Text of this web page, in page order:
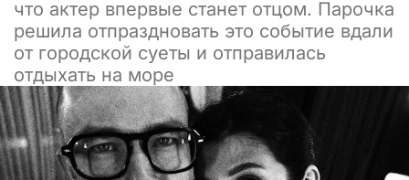
что актер впервые станет отцом. Парочка
решила отпраздновать это событие вдали
от городской суеты и отправилась
отдыхать на море